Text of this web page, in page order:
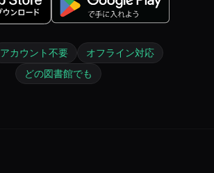
アカウント不要
オフライン対応
どの図書館でも